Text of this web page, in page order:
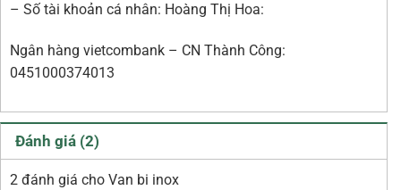
– Số tài khoản cá nhân: Hoàng Thị Hoa:
Ngân hàng vietcombank – CN Thành Công:
0451000374013
Đánh giá (2)
2 đánh giá cho Van bi inox